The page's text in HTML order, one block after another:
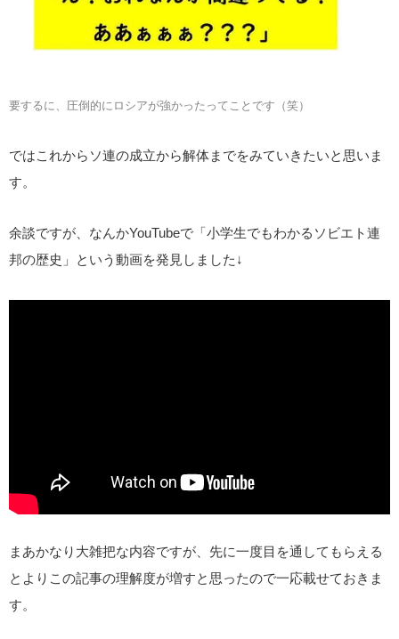
要するに、圧倒的にロシアが強かったってことです（笑）
ではこれからソ連の成立から解体までをみていきたいと思いま
す。
余談ですが、なんかYouTubeで「小学生でもわかるソビエト連
邦の歴史」という動画を発見しました↓
まあかなり大雑把な内容ですが、先に一度目を通してもらえる
とよりこの記事の理解度が増すと思ったので一応載せておきま
す。